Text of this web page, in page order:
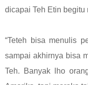
dicapai Teh Etin begitu
“Teteh bisa menulis
sampai akhirnya bisa
Teh. Banyak lho